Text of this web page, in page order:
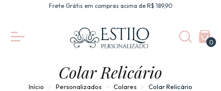
Frete Grátis em compras acima de R$ 189,90
0
Colar Relicário
Início Personalizados Colares Colar Relicário